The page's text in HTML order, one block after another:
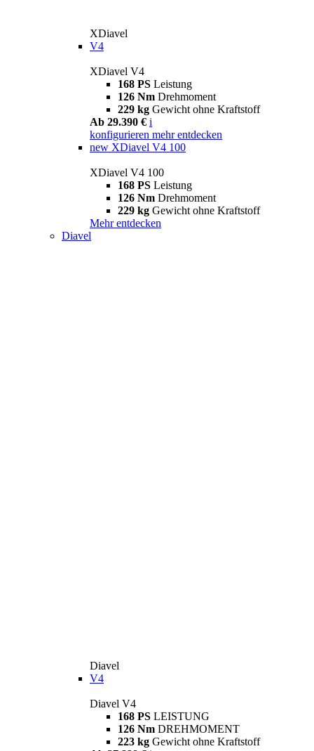
XDiavel
V4
XDiavel V4
168 PS Leistung
126 Nm Drehmoment
229 kg Gewicht ohne Kraftstoff
Ab 29.390 € i
konfigurieren mehr entdecken
new XDiavel V4 100
XDiavel V4 100
168 PS Leistung
126 Nm Drehmoment
229 kg Gewicht ohne Kraftstoff
Mehr entdecken
Diavel
Diavel
V4
Diavel V4
168 PS LEISTUNG
126 Nm DREHMOMENT
223 kg Gewicht ohne Kraftstoff